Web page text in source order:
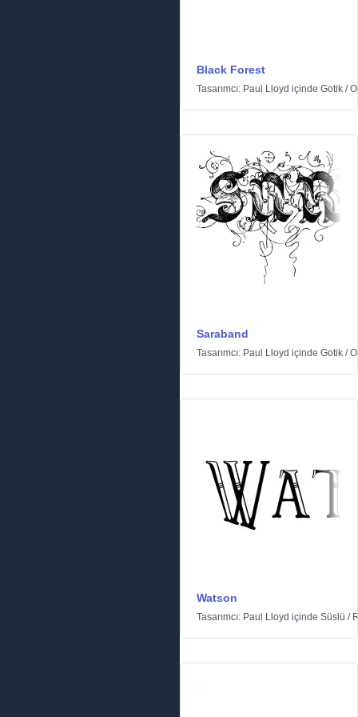
Black Forest
Tasarımcı: Paul Lloyd içinde Gotik /
Saraband
Tasarımcı: Paul Lloyd içinde Gotik /
Watson
Tasarımcı: Paul Lloyd içinde Süslü /